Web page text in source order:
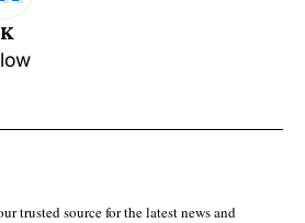
trusted source for the latest news and